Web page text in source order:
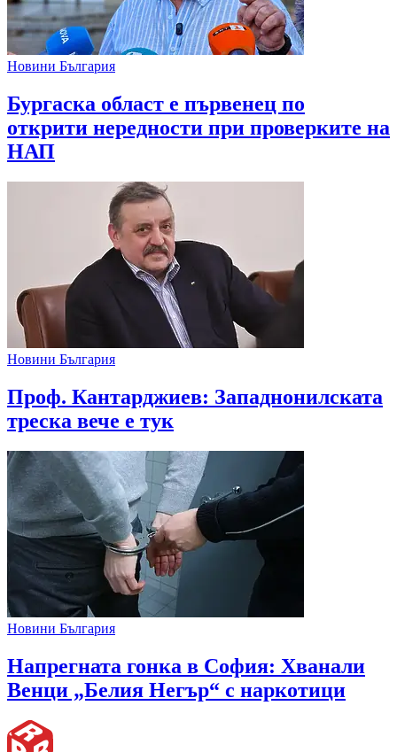
Новини България
Бургаска област е първенец по
открити нередности при проверките на
НАП
Новини България
Проф. Кантарджиев: Западнонилската
треска вече е тук
Новини България
Напрегната гонка в София: Хванали
Венци „Белия Негър“ с наркотици